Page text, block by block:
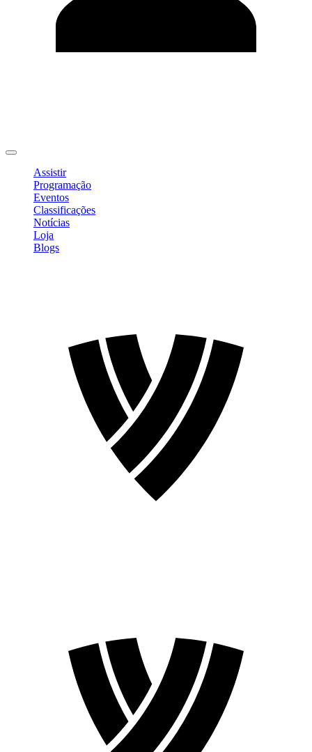
Assistir
Programação
Eventos
Classificações
Notícias
Loja
Blogs